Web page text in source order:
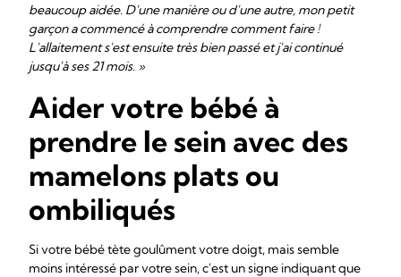
beaucoup aidée. D'une manière ou d'une autre, mon petit
garçon a commencé à comprendre comment faire !
L'allaitement s'est ensuite très bien passé et j'ai continué
jusqu'à ses 21 mois. »
Aider votre bébé à
prendre le sein avec des
mamelons plats ou
ombiliqués
Si votre bébé tète goulûment votre doigt, mais semble
moins intéressé par votre sein, c'est un signe indiquant que